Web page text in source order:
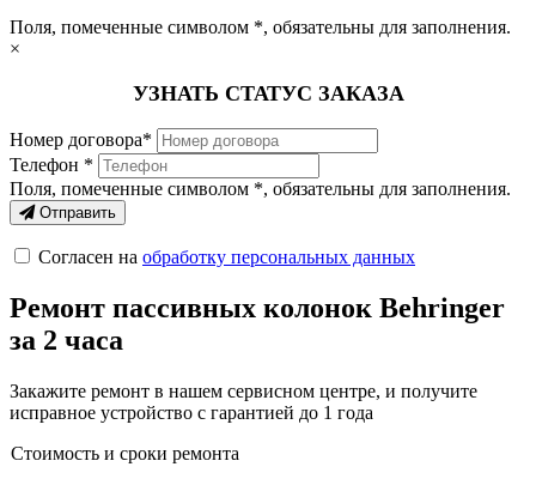
Поля, помеченные символом *, обязательны для заполнения.
×
УЗНАТЬ СТАТУС ЗАКАЗА
Номер договора*
Телефон *
Поля, помеченные символом *, обязательны для заполнения.
Отправить
Согласен на обработку персональных данных
Ремонт пассивных колонок Behringer
за 2 часа
Закажите ремонт в нашем сервисном центре, и получите
исправное устройство с гарантией до 1 года
Стоимость и сроки ремонта